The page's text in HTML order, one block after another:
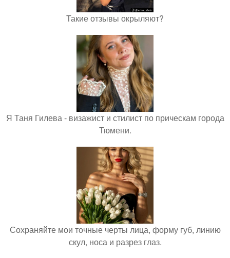
Такие отзывы окрыляют?
Я Таня Гилева - визажист и стилист по прическам города
Тюмени.
Сохраняйте мои точные черты лица, форму губ, линию
скул, носа и разрез глаз.